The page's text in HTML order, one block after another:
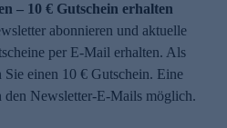
– 10 € Gutschein erhalten
abonnieren und aktuelle
per E-Mail erhalten. Als
Sie einen 10 € Gutschein. Eine
Newsletter-E-Mails möglich.